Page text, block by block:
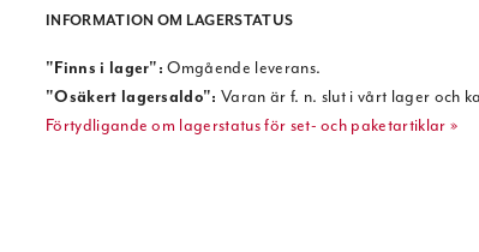
INFORMATION OM LAGERSTATUS
"Finns i lager": Omgående leverans.
"Osäkert lagersaldo": Varan är f. n. slut i vårt lager och
Förtydligande om lagerstatus för set- och paketartiklar »